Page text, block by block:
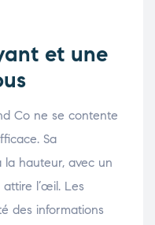
et une
Co ne se contente
Sa
hauteur, avec un
l’œil. Les
des informations